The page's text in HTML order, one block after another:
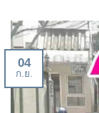
04
ก.ย.